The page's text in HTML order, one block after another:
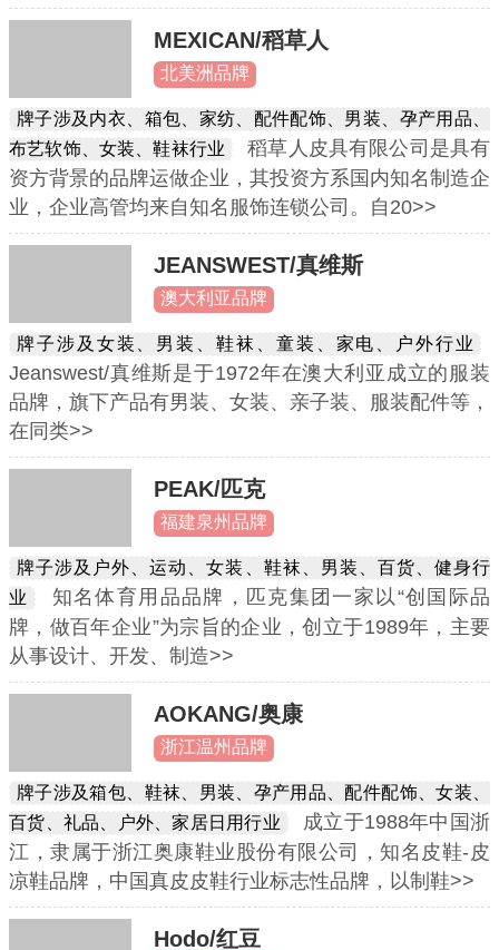
MEXICAN/稻草人
北美洲品牌
牌子涉及内衣、箱包、家纺、配件配饰、男装、孕产用品、
布艺软饰、女装、鞋袜行业
稻草人皮具有限公司是具有
资方背景的品牌运做企业，其投资方系国内知名制造企
业，企业高管均来自知名服饰连锁公司。自20>>
JEANSWEST/真维斯
澳大利亚品牌
牌子涉及女装、男装、鞋袜、童装、家电、户外行业
Jeanswest/真维斯是于1972年在澳大利亚成立的服装
品牌，旗下产品有男装、女装、亲子装、服装配件等，
在同类>>
PEAK/匹克
福建泉州品牌
牌子涉及户外、运动、女装、鞋袜、男装、百货、健身行
业
知名体育用品品牌，匹克集团一家以“创国际品
牌，做百年企业”为宗旨的企业，创立于1989年，主要
从事设计、开发、制造>>
AOKANG/奥康
浙江温州品牌
牌子涉及箱包、鞋袜、男装、孕产用品、配件配饰、女装、
百货、礼品、户外、家居日用行业
成立于1988年中国浙
江，隶属于浙江奥康鞋业股份有限公司，知名皮鞋-皮
凉鞋品牌，中国真皮皮鞋行业标志性品牌，以制鞋>>
Hodo/红豆